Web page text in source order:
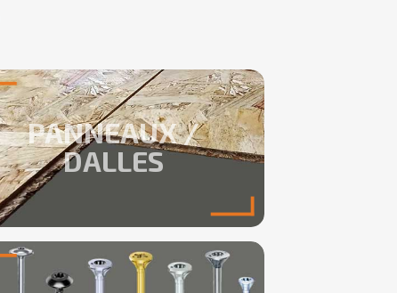
PANNEAUX /
DALLES